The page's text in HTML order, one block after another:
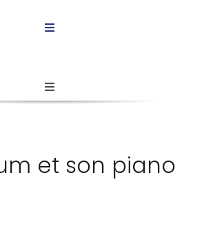
Toggle
Toggle
et son piano